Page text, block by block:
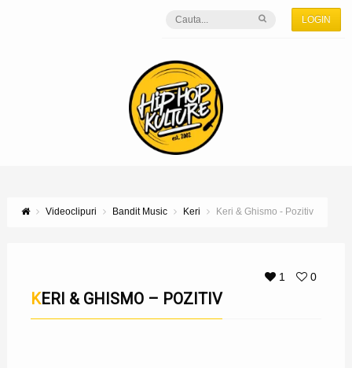
LOGIN
Videoclipuri Bandit Music Keri Keri & Ghismo - Pozitiv
1 0
KERI & GHISMO – POZITIV